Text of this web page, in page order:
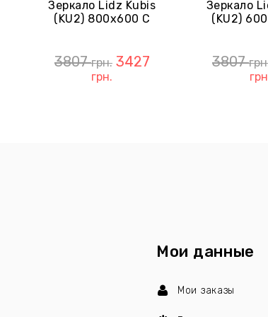
Зеркало Lidz Kubis
(KU2) 800х600 С
С
Антизапотеванием
3807грн. 3427
грн.
Зеркало
(KU2)
3807
Мои данные
Мои заказы